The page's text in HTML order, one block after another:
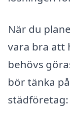
När du
vara bra att
behövs
bör tänka
städföretag: